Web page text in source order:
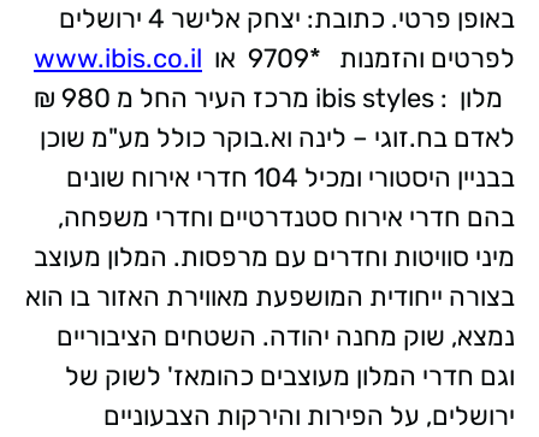
באופן פרטי. כתובת: יצחק אלישר 4 ירושלים
לפרטים והזמנות *9709 או
www.ibis.co.il
מלון : ibis styles מרכז העיר החל מ 980 ₪
לאדם בח.זוגי – לינה וא.בוקר כולל מע"מ שוכן
בבניין היסטורי ומכיל 104 חדרי אירוח שונים
בהם חדרי אירוח סטנדרטיים וחדרי משפחה,
מיני סוויטות וחדרים עם מרפסות. המלון מעוצב
בצורה ייחודית המושפעת מאווירת האזור בו הוא
נמצא, שוק מחנה יהודה. השטחים הציבוריים
וגם חדרי המלון מעוצבים כהומאז' לשוק של
ירושלים, על הפירות והירקות הצבעוניים